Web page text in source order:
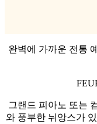
완벽에 가까운 전통
그랜드 피아노 또는
와 풍부한 뉘앙스가